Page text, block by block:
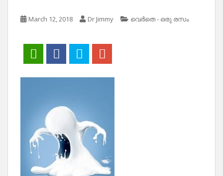
March 12, 2018 Dr Jimmy വെർതെ - ഒരു രസം